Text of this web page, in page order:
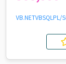
VB.NETVBSQL PL/